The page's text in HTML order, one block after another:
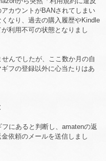
カウントがBANされてしまい
なり、過去の購入履歴やKindle
利用不可の状態となりまし
んでしたが、ここ数か月の自
フの登録以外に心当たりはあ
にあると判断し、amatenの返
依頼のメールを送信しまし